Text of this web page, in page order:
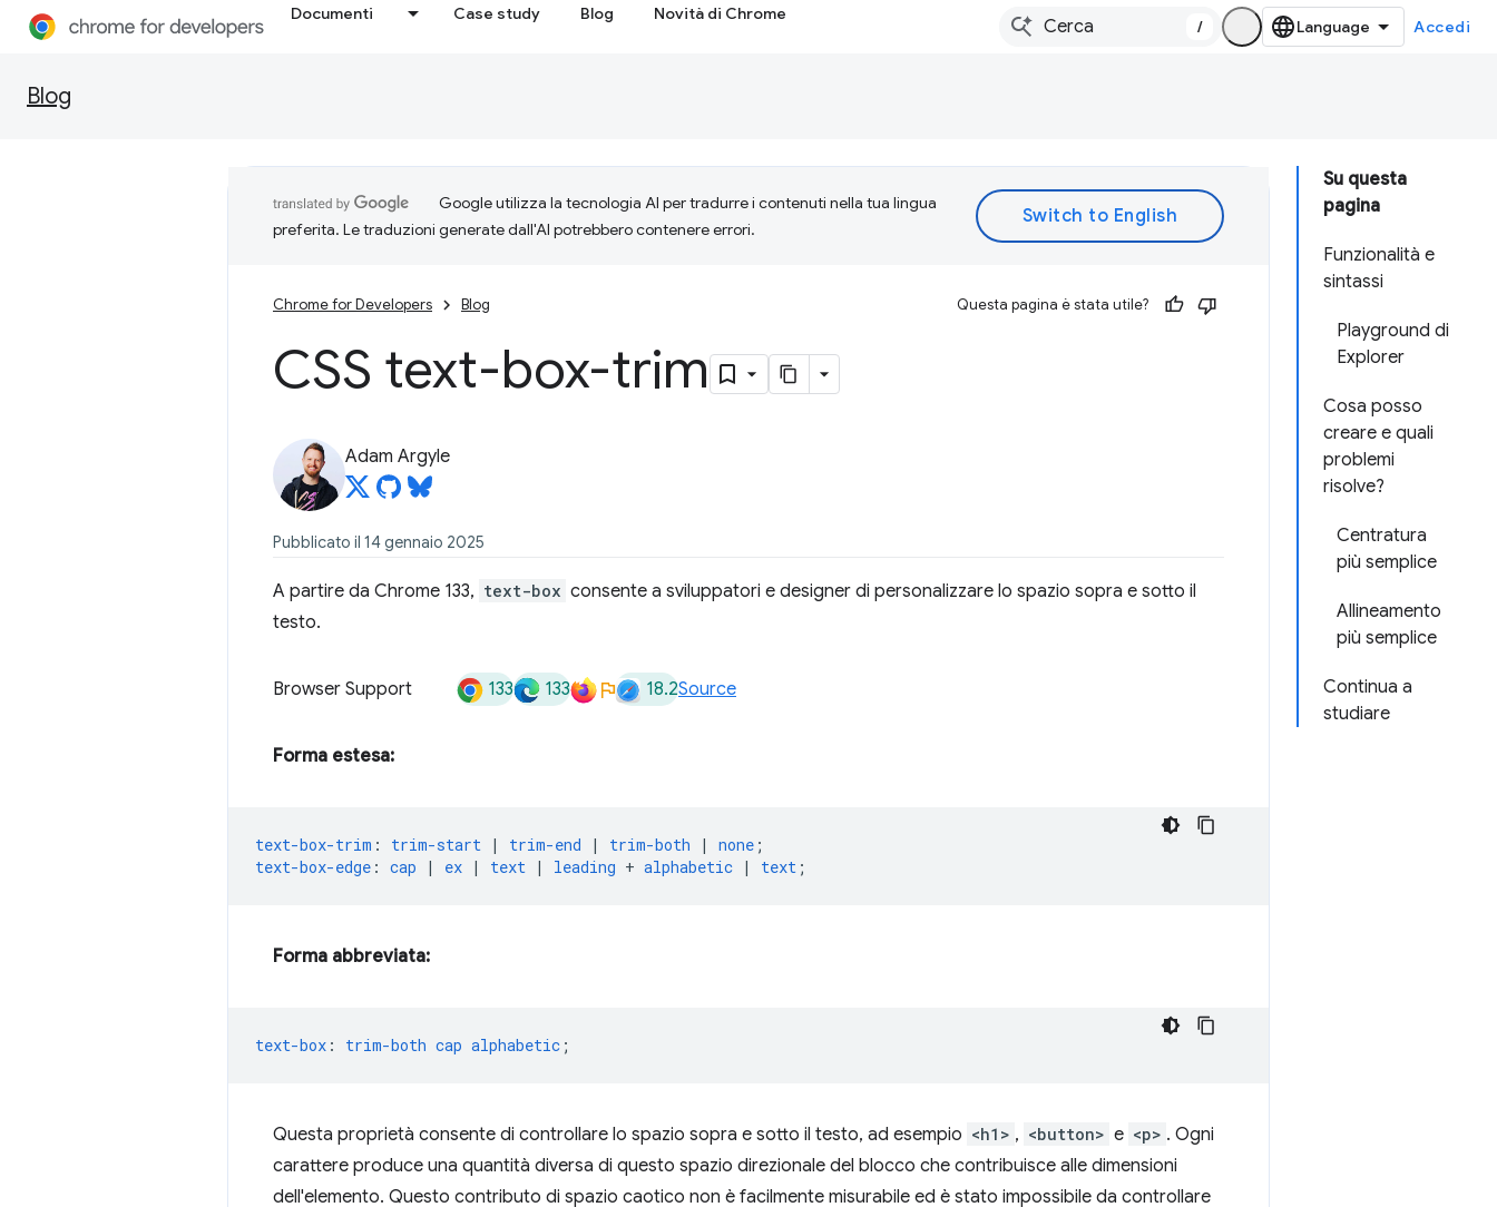
Documenti Case study Blog Novità di Chrome
/ Accedi
Blog
Su questa
pagina
Funzionalità e
sintassi
Playground di
Explorer
Cosa posso
creare e quali
problemi
risolve?
Centratura
più semplice
Allineamento
più semplice
Continua a
studiare
Google utilizza la tecnologia AI per tradurre i contenuti nella tua lingua
preferita. Le traduzioni generate dall'AI potrebbero contenere errori.
Chrome for Developers Blog Questa pagina è stata utile?
CSS text-box-trim
Adam Argyle
Pubblicato il 14 gennaio 2025
A partire da Chrome 133, text-box consente a sviluppatori e designer di personalizzare lo spazio sopra e sotto il
testo.
Browser Support 133 133 18.2Source
Forma estesa:
text-box-trim : trim-start | trim-end | trim-both | none ;
text-box-edge : cap | ex | text | leading + alphabetic | text ;
Forma abbreviata:
text-box : trim-both cap alphabetic ;
Questa proprietà consente di controllare lo spazio sopra e sotto il testo, ad esempio <h1> , <button> e <p> . Ogni
carattere produce una quantità diversa di questo spazio direzionale del blocco che contribuisce alle dimensioni
dell'elemento. Questo contributo di spazio caotico non è facilmente misurabile ed è stato impossibile da controllare